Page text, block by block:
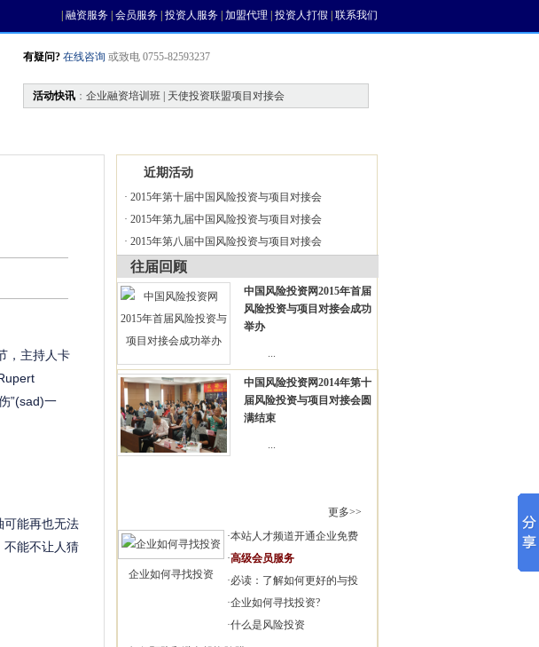
融资服务 会员服务 投资人服务 加盟代理 投资人打假 联系我们
有疑问? 在线咨询 或致电 0755-82593237
活动快讯 ： 企业融资培训班 | 天使投资联盟项目对接会
，主持人卡
”(sad)一
能再也无法
不能不让人猜
近期活动
· 2015年第十届中国风险投资与项目对接会
· 2015年第九届中国风险投资与项目对接会
· 2015年第八届中国风险投资与项目对接会
往届回顾
中国风险投资网2015年首届
风险投资与项目对接会成功
举办
...
中国风险投资网2014年第十
届风险投资与项目对接会圆
满结束
...
更多>>
企业如何寻找投资
·本站人才频道开通企业免费
·高级会员服务
·必读：了解如何更好的与投
·企业如何寻找投资?
·什么是风险投资